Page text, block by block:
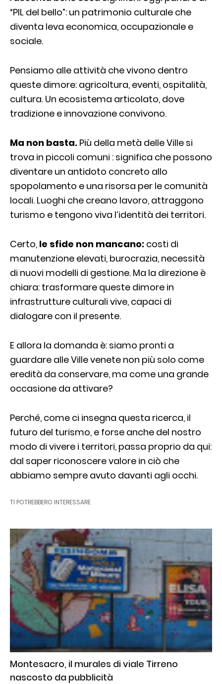
“PIL del bello”: un patrimonio culturale che
diventa leva economica, occupazionale e
sociale.
Pensiamo alle attività che vivono dentro
queste dimore: agricoltura, eventi, ospitalità,
cultura. Un ecosistema articolato, dove
tradizione e innovazione convivono.
Ma non basta. Più della metà delle Ville si
trova in piccoli comuni : significa che possono
diventare un antidoto concreto allo
spopolamento e una risorsa per le comunità
locali. Luoghi che creano lavoro, attraggono
turismo e tengono viva l’identità dei territori.
Certo, le sfide non mancano: costi di
manutenzione elevati, burocrazia, necessità
di nuovi modelli di gestione. Ma la direzione è
chiara: trasformare queste dimore in
infrastrutture culturali vive, capaci di
dialogare con il presente.
E allora la domanda è: siamo pronti a
guardare alle Ville venete non più solo come
eredità da conservare, ma come una grande
occasione da attivare?
Perché, come ci insegna questa ricerca, il
futuro del turismo, e forse anche del nostro
modo di vivere i territori, passa proprio da qui:
dal saper riconoscere valore in ciò che
abbiamo sempre avuto davanti agli occhi.
TI POTREBBERO INTERESSARE
Montesacro, il murales di viale Tirreno
nascosto da pubblicità